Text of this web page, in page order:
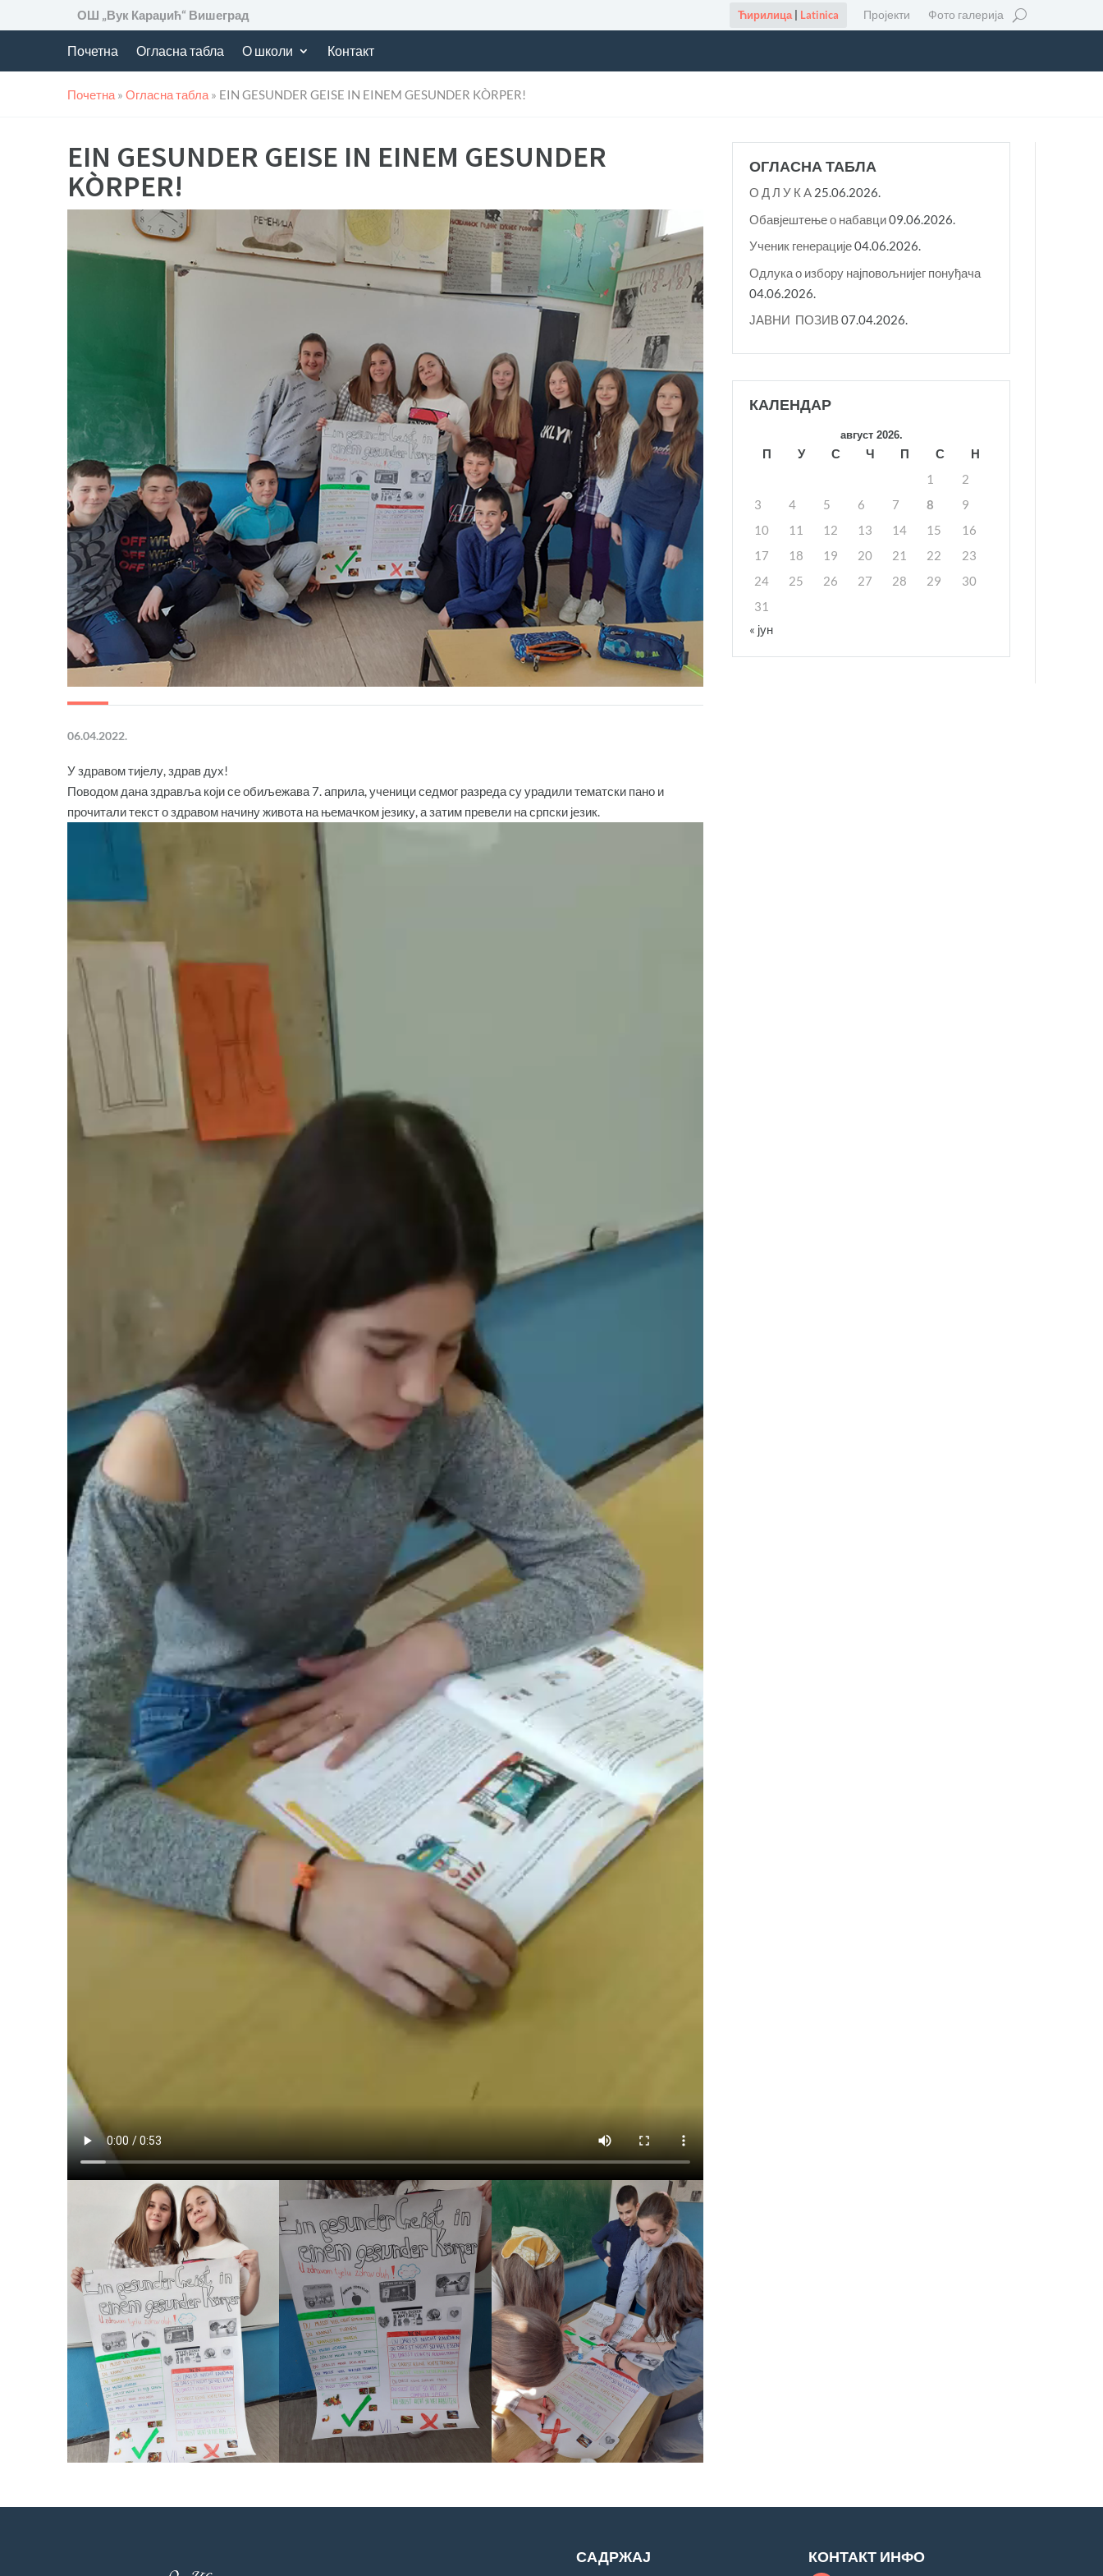
ОШ „Вук Караџић“ Вишеград Пројекти Фото галерија
Ћирилица| Latinica
Почетна Огласна табла О школи Контакт
Почетна » Огласна табла » EIN GESUNDER GEISE IN EINEM GESUNDER KÒRPER!
EIN GESUNDER GEISE IN EINEM GESUNDER
KÒRPER!
06.04.2022.
У здравом тијелу, здрав дух!
Поводом дана здравља који се обиљежава 7. априла, ученици седмог разреда су урадили тематски пано и
прочитали текст о здравом начину живота на њемачком језику, а затим превели на српски језик.
ОГЛАСНА ТАБЛА
О Д Л У К A 25.06.2026.
Обавјештење о набавци09.06.2026.
Ученик генерације04.06.2026.
Одлука о избору најповољнијег понуђача
04.06.2026.
ЈАВНИ ПОЗИВ 07.04.2026.
КАЛЕНДАР
август 2026.
П У С Ч П С
Н
1
2
3
4 5 6 7 8
9
10
11 12 13 14 15
16
17
18 19 20 21 22
23
24
25 26 27 28 29
30
31
« јун
САДРЖАЈ КОНТАКТ ИНФО